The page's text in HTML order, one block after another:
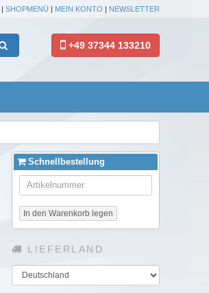
| SHOPMENÜ | MEIN KONTO | NEWSLETTER
+49 37344 133210
Schnellbestellung
In den Warenkorb legen
LIEFERLAND
Land